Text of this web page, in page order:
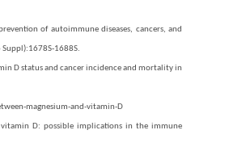
of autoimmune diseases, cancers, and
1688S.
D status and cancer incidence and mortality in
magnesium-and-vitamin-D
vitamin D: possible implications in the immune